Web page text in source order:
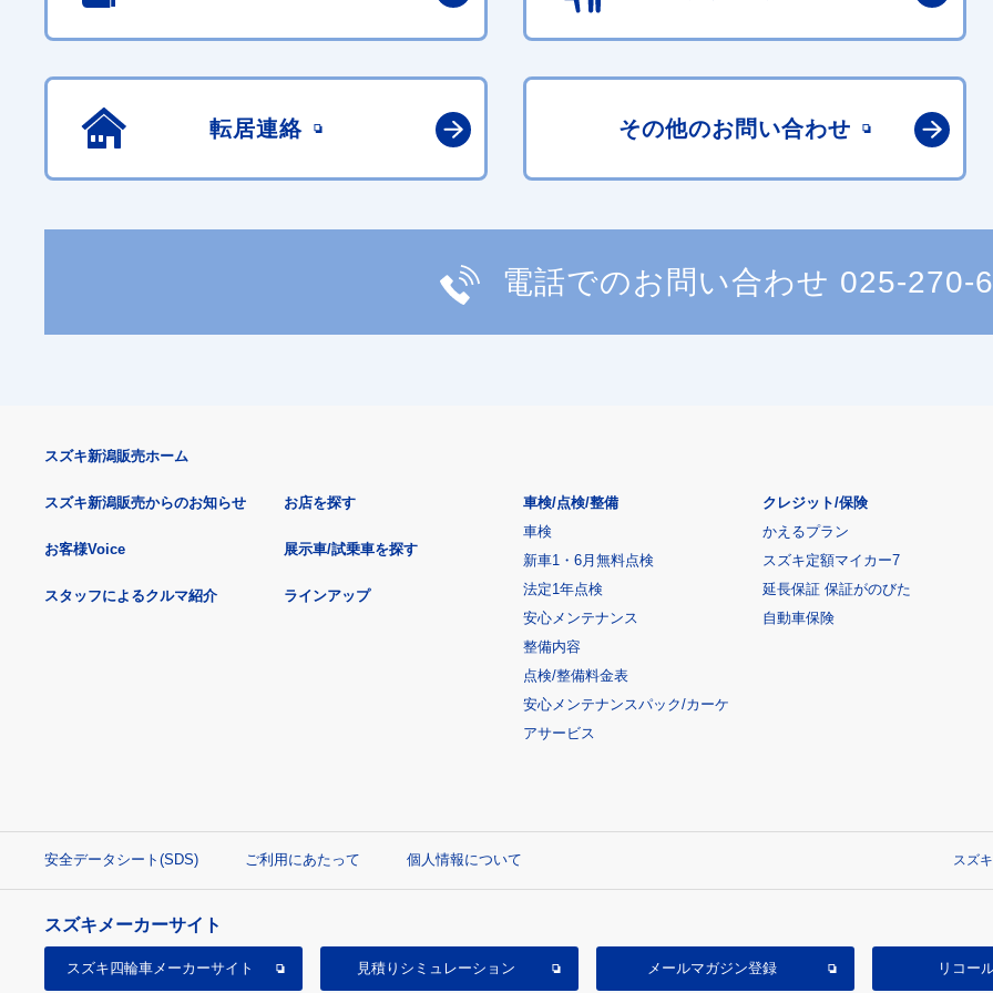
転居連絡 その他のお問い合わせ
電話でのお問い合わせ 025-270-
スズキ新潟販売ホーム
スズキ新潟販売からのお知らせ
お客様Voice
スタッフによるクルマ紹介
お店を探す
展示車/試乗車を探す
ラインアップ
車検/点検/整備
車検
新車1・6月無料点検
法定1年点検
安心メンテナンス
整備内容
点検/整備料金表
安心メンテナンスパック/カーケ
アサービス
クレジット/保険
かえるプラン
スズキ定額マイカー7
延長保証 保証がのびた
自動車保険
安全データシート(SDS) ご利用にあたって 個人情報について スズ
スズキメーカーサイト
スズキ四輪車メーカーサイト 見積り シミュレーション メールマガジン登録 リコー